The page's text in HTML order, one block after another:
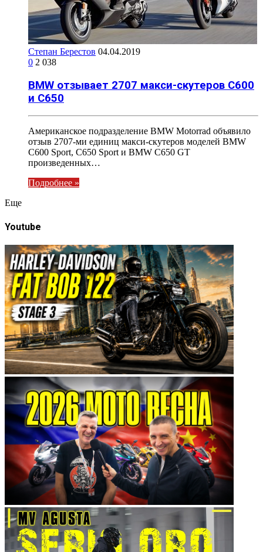
Степан Берестов 04.04.2019
0 2 038
BMW отзывает 2707 макси-скутеров C600
и C650
Американское подразделение BMW Motorrad объявило
отзыв 2707-ми единиц макси-скутеров моделей BMW
C600 Sport, C650 Sport и BMW C650 GT
произведенных…
Подробнее »
Eще
Youtube